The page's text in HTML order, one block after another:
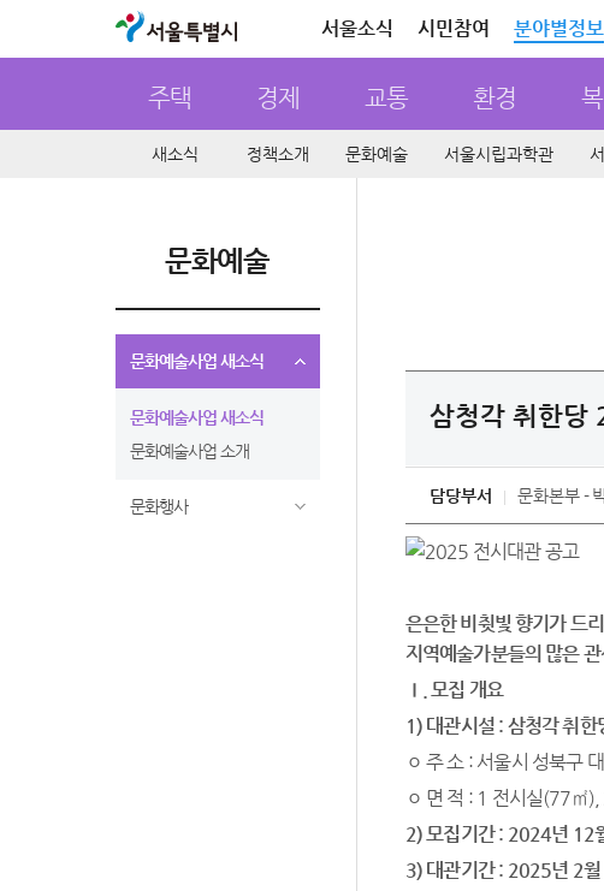
서울특별시 서울소식 시민참여 분야별정보
주택 경제 교통 환경
새소식 정책소개 문화예술 서울시립과학관
문화예술
문화예술사업 새소식
문화예술사업 새소식
문화예술사업 소개
문화행사
삼청각 취한당
담당부서 문화본부
은은한 비췻빛 향기가 드
지역예술가분들의 많은
Ⅰ
.모집 개요
1) 대관시설 : 삼청각 취한
ㅇ 주 소 : 서울시 성북구
ㅇ 면 적 : 1 전시실(77㎡
2)모집기간: 2024년 12
3) 대관기간: 2025년 2월